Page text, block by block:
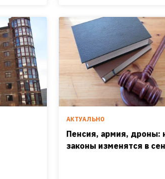
АКТУАЛЬНО
Пенсия, армия, дроны:
законы изменятся в